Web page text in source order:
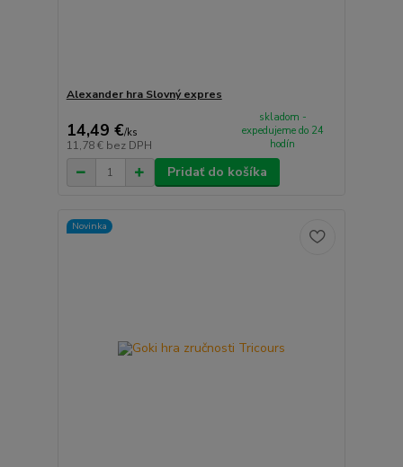
Alexander hra Slovný expres
14,49 €/ks
11,78 € bez DPH
skladom -
expedujeme do 24
hodín
Pridať do košíka
Novinka